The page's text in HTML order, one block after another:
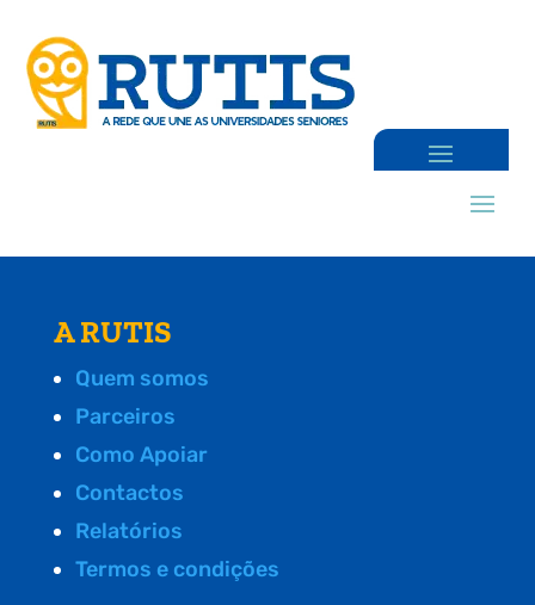
A RUTIS
Quem somos
Parceiros
Como Apoiar
Contactos
Relatórios
Termos e condições